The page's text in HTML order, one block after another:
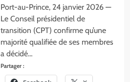
Port-au-Prince, 24 janvier 2026 —
Le Conseil présidentiel de
transition (CPT) confirme qu’une
majorité qualifiée de ses membres
a décidé…
Partager :